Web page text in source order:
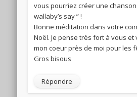
vous pourriez créer une chanson
wallaby’s say ” !
Bonne méditation dans votre
Noël. Je pense très fort à vous
mon coeur près de moi pour les
Gros bisous
Répondre